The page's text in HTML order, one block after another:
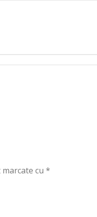
cu *